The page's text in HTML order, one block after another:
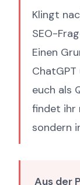
Klingt
SEO-
Einen
euch als
findet ihr
sondern
Aus der